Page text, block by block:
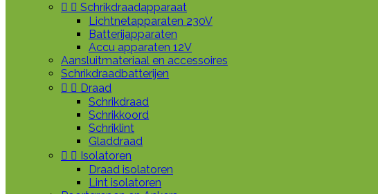
  Schrikdraadapparaat
Lichtnetapparaten 230V
Batterijapparaten
Accu apparaten 12V
Aansluitmateriaal en accessoires
Schrikdraadbatterijen
  Draad
Schrikdraad
Schrikkoord
Schriklint
Gladdraad
  Isolatoren
Draad isolatoren
Lint isolatoren